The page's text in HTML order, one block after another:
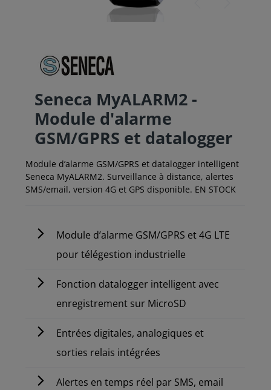
Seneca MyALARM2 -
Module d'alarme
GSM/GPRS et datalogger
Module d’alarme GSM/GPRS et datalogger intelligent
Seneca MyALARM2. Surveillance à distance, alertes
SMS/email, version 4G et GPS disponible. EN STOCK
Module d’alarme GSM/GPRS et 4G LTE
pour télégestion industrielle
Fonction datalogger intelligent avec
enregistrement sur MicroSD
Entrées digitales, analogiques et
sorties relais intégrées
Alertes en temps réel par SMS, email